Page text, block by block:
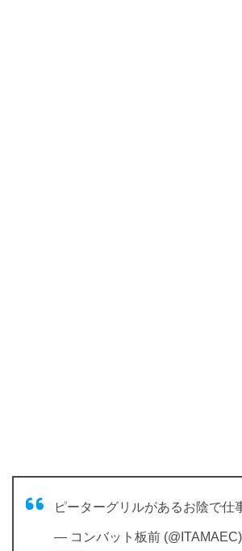
ピーターグリルがあるお陰で仕
— コンバット板前 (@ITAMAEC)